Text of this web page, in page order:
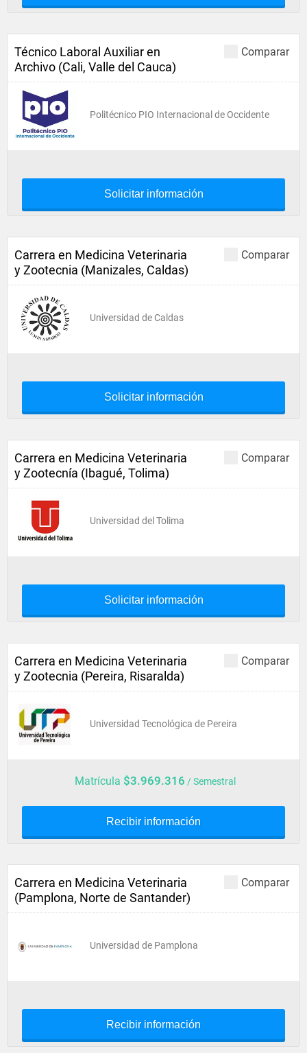
Comparar
Técnico Laboral Auxiliar en
Archivo (Cali, Valle del Cauca)
Politécnico PIO Internacional de Occidente
Solicitar información
Comparar
Carrera en Medicina Veterinaria
y Zootecnia (Manizales, Caldas)
Universidad de Caldas
Solicitar información
Comparar
Carrera en Medicina Veterinaria
y Zootecnía (Ibagué, Tolima)
Universidad del Tolima
Solicitar información
Comparar
Carrera en Medicina Veterinaria
y Zootecnia (Pereira, Risaralda)
Universidad Tecnológica de Pereira
Matrícula $3.969.316 / Semestral
Recibir información
Comparar
Carrera en Medicina Veterinaria
(Pamplona, Norte de Santander)
Universidad de Pamplona
Recibir información